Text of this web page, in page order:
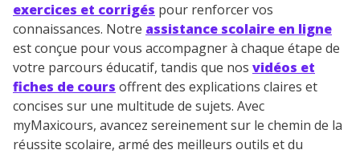
exercices et corrigés pour renforcer vos
connaissances. Notre assistance scolaire en ligne
est conçue pour vous accompagner à chaque étape de
votre parcours éducatif, tandis que nos vidéos et
fiches de cours offrent des explications claires et
concises sur une multitude de sujets. Avec
myMaxicours, avancez sereinement sur le chemin de la
réussite scolaire, armé des meilleurs outils et du